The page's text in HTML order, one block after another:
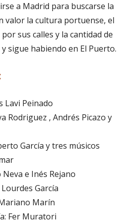
a Madrid para buscarse la
valor la cultura portuense, el
sus calles y la cantidad de
sigue habiendo en El Puerto.
Lavi Peinado
Rodriguez , Andrés Picazo y
García y tres músicos
e Inés Rejano
García
Marín
Fer Muratori